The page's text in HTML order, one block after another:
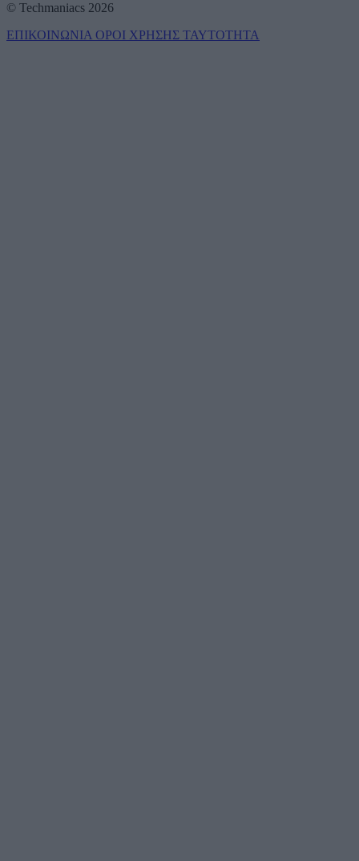
© Techmaniacs 2026
ΕΠΙΚΟΙΝΩΝΙΑ ΟΡΟΙ ΧΡΗΣΗΣ ΤΑΥΤΟΤΗΤΑ